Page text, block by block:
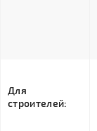
Для
строителей: